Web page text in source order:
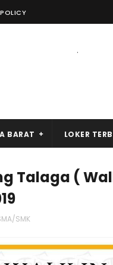
.
BARAT LOKER
Talaga (
SMK